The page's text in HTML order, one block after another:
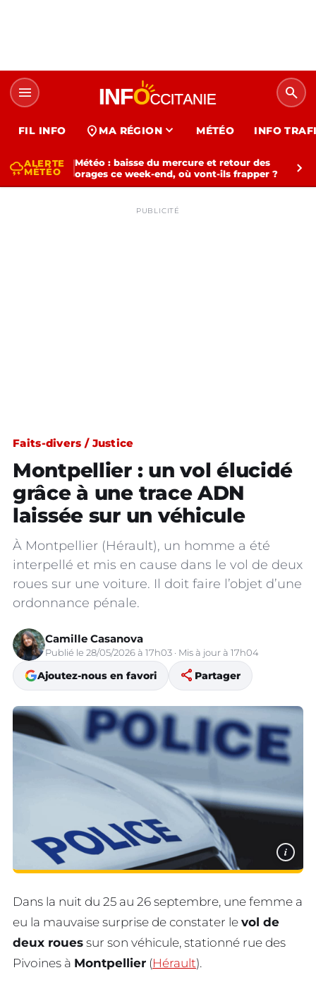
menu search
FIL INFO location_on MA RÉGION expand_more MÉTÉO INFO
thunderstormALERTE
MÉTÉO
Météo : baisse du mercure et retour des
orages ce week-end, où vont-ils frapper ?
chevron_right
PUBLICITÉ
Faits-divers / Justice
Montpellier : un vol élucidé
grâce à une trace ADN
laissée sur un véhicule
À Montpellier (Hérault), un homme a été
interpellé et mis en cause dans le vol de deux
roues sur une voiture. Il doit faire l’objet d’une
ordonnance pénale.
Camille Casanova
Publié le 28/05/2026 à 17h03 · Mis à jour à 17h04
Ajoutez-nous en favori share Partager
i
Dans la nuit du 25 au 26 septembre, une femme a
eu la mauvaise surprise de constater le vol de
deux roues sur son véhicule, stationné rue des
Pivoines à Montpellier (Hérault).